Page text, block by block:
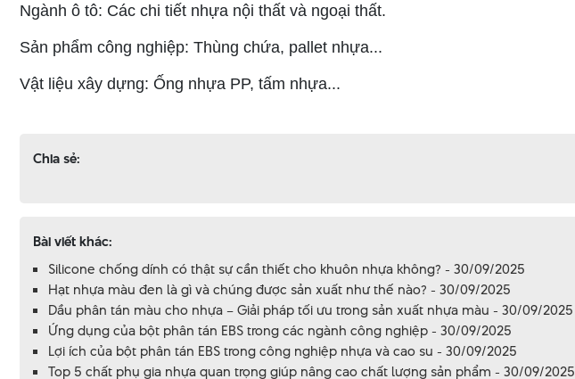
Ngành ô tô: Các chi tiết nhựa nội thất và ngoại thất.
Sản phẩm công nghiệp: Thùng chứa, pallet nhựa...
Vật liệu xây dựng: Ống nhựa PP, tấm nhựa...
Chia sẻ:
Bài viết khác:
Silicone chống dính có thật sự cần thiết cho khuôn nhựa không? - 30/09/2025
Hạt nhựa màu đen là gì và chúng được sản xuất như thế nào? - 30/09/2025
Dầu phân tán màu cho nhựa – Giải pháp tối ưu trong sản xuất nhựa màu - 30/09/2025
Ứng dụng của bột phân tán EBS trong các ngành công nghiệp - 30/09/2025
Lợi ích của bột phân tán EBS trong công nghiệp nhựa và cao su - 30/09/2025
Top 5 chất phụ gia nhựa quan trọng giúp nâng cao chất lượng sản phẩm - 30/09/2025